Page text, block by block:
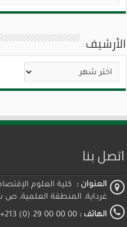
الأرشيف
الأرشيف
اتصل بنا
العنوان : كلية العلوم
غرداية، المنطقة العلمية، ص ب 455، غرداية، 47000،
الهاتف : 00 00 00 29 (0) 213+